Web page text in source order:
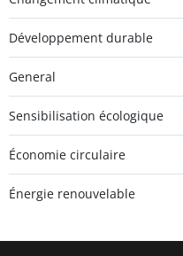
Développement durable
General
Sensibilisation écologique
Économie circulaire
Énergie renouvelable